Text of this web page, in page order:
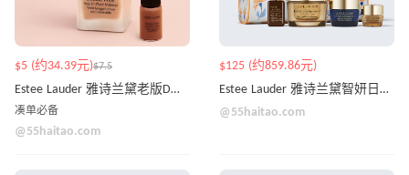
$5 (约34.39元)$7.5
Estee Lauder 雅诗兰黛老版DW粉底液 3.5ml
凑单必备
@55haitao.com
$125 (约859.86元)
Estee Lauder 雅诗兰黛智妍日夜护肤套装
@55haitao.com